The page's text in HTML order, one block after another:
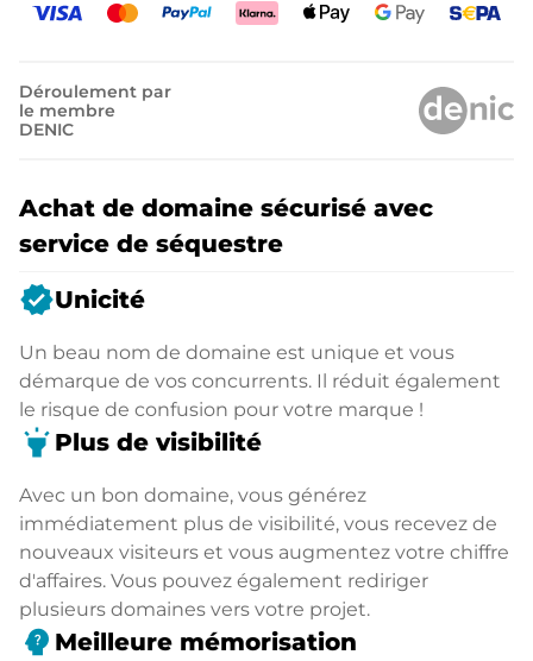
Déroulement par
le membre
DENIC
Achat de domaine sécurisé avec
service de séquestre
verifiedUnicité
Un beau nom de domaine est unique et vous
démarque de vos concurrents. Il réduit également
le risque de confusion pour votre marque !
highlight Plus de visibilité
Avec un bon domaine, vous générez
immédiatement plus de visibilité, vous recevez de
nouveaux visiteurs et vous augmentez votre chiffre
d'affaires. Vous pouvez également rediriger
plusieurs domaines vers votre projet.
psychology_alt Meilleure mémorisation